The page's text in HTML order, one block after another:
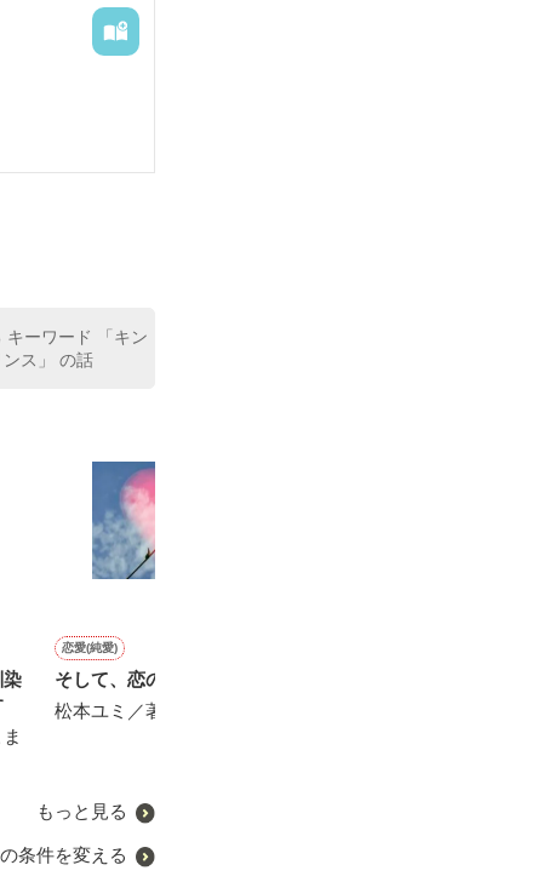
キーワード 「キン
ス」 の話
染
恋愛(純愛)
そして、恋の種が花開く。
松本ユミ／著
もっと見る
条件を変える